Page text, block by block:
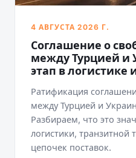
4 АВГУСТА 2026 Г.
Соглашение о
между Турцией и
этап в логистике
Ратификация
между Турцией и
Разбираем, что это
логистики, транзитной
цепочек поставок.